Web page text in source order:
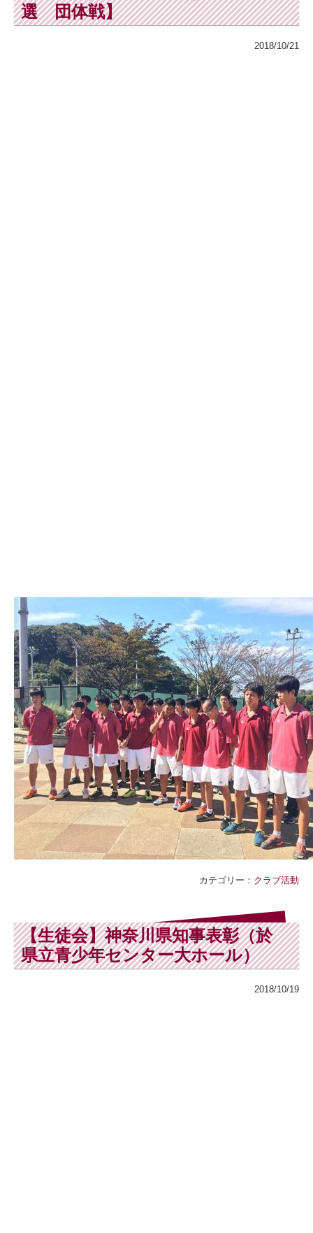
選 団体戦】
2018/10/21
カテゴリー： クラブ活動
【生徒会】神奈川県知事表彰（於
県立青少年センター大ホール）
2018/10/19